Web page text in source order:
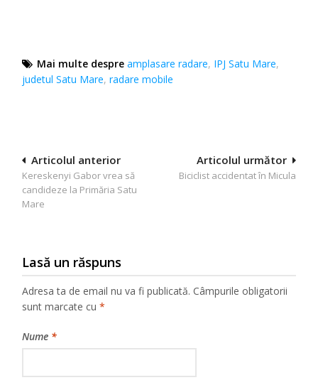
Mai multe despre amplasare radare, IPJ Satu Mare,
judetul Satu Mare,radare mobile
Navigare
în
articole
Articolul următor
Biciclist accidentat în Micula
Articolul anterior
Kereskenyi Gabor vrea să
candideze la Primăria Satu
Mare
Lasă un răspuns
Adresa ta de email nu va fi publicată. Câmpurile obligatorii
sunt marcate cu*
Nume *